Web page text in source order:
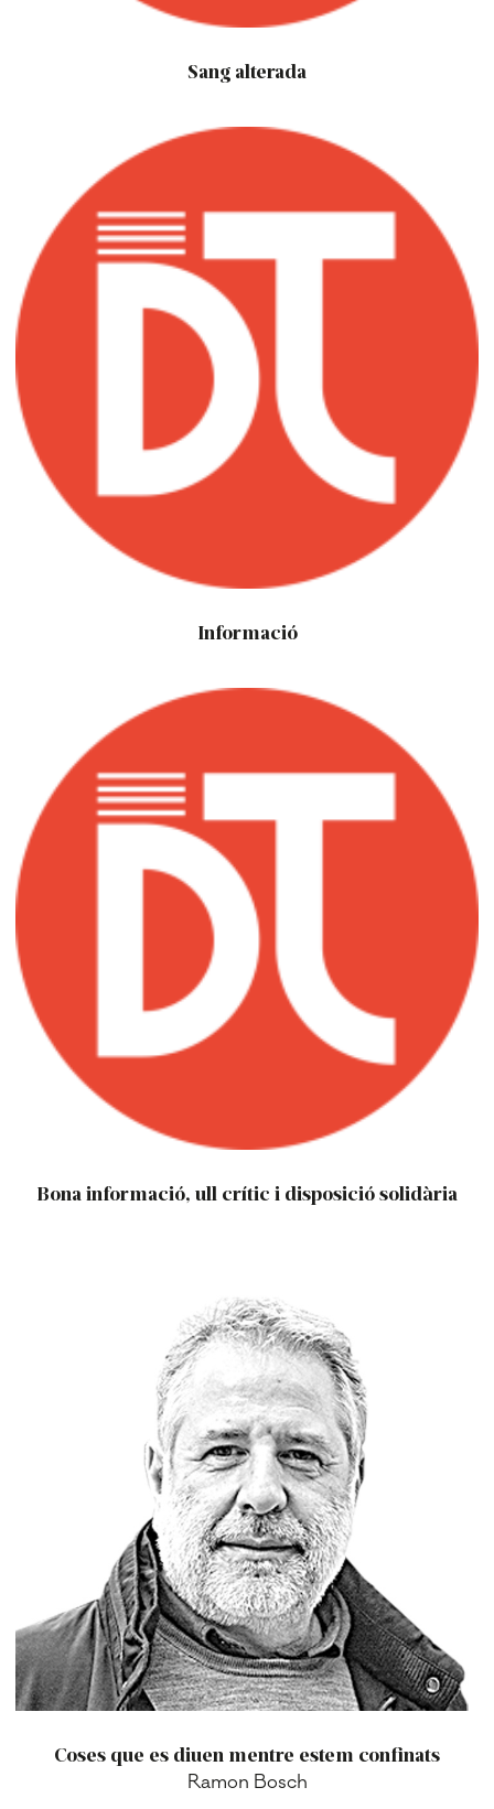
Sang alterada
Informació
Bona informació, ull crític i disposició solidària
Coses que es diuen mentre estem confinats
Ramon Bosch